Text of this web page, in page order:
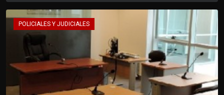
POLICIALES Y JUDICIALES